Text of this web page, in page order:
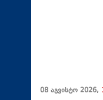
08 აგვისტო 2026,